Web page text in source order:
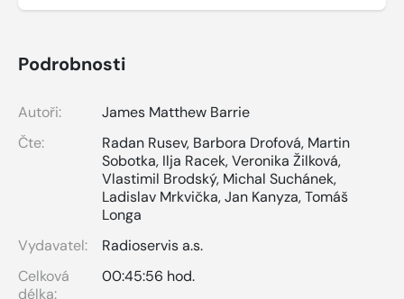
Podrobnosti
Autoři:
James Matthew Barrie
Čte:
Radan Rusev, Barbora Drofová, Martin
Sobotka, Ilja Racek,Veronika Žilková,
Vlastimil Brodský, Michal Suchánek,
Ladislav Mrkvička,Jan Kanyza,Tomáš
Longa
Vydavatel:
Radioservis a.s.
Celková
délka:
00:45:56 hod.